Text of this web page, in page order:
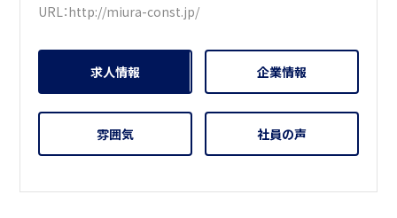
URL：http://miura-const.jp/
求人情報 企業情報
雰囲気 社員の声